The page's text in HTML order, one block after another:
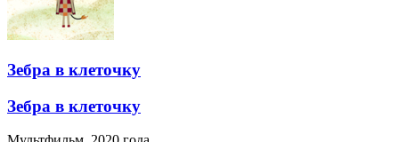
Зебра в клеточку
Зебра в клеточку